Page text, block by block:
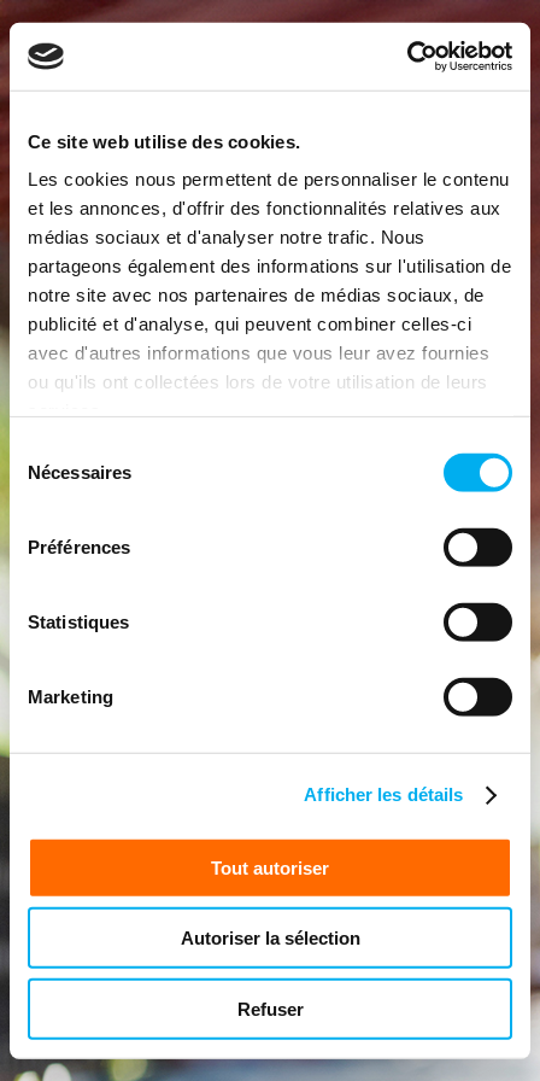
Ce site web utilise des cookies.
Les cookies nous permettent de personnaliser le contenu
et les annonces, d'offrir des fonctionnalités relatives aux
médias sociaux et d'analyser notre trafic. Nous
partageons également des informations sur l'utilisation de
notre site avec nos partenaires de médias sociaux, de
publicité et d'analyse, qui peuvent combiner celles-ci
avec d'autres informations que vous leur avez fournies
ou qu'ils ont collectées lors de votre utilisation de leurs
Nécessaires
Préférences
Statistiques
Marketing
Afficher les détails
Tout autoriser
Autoriser la sélection
Refuser